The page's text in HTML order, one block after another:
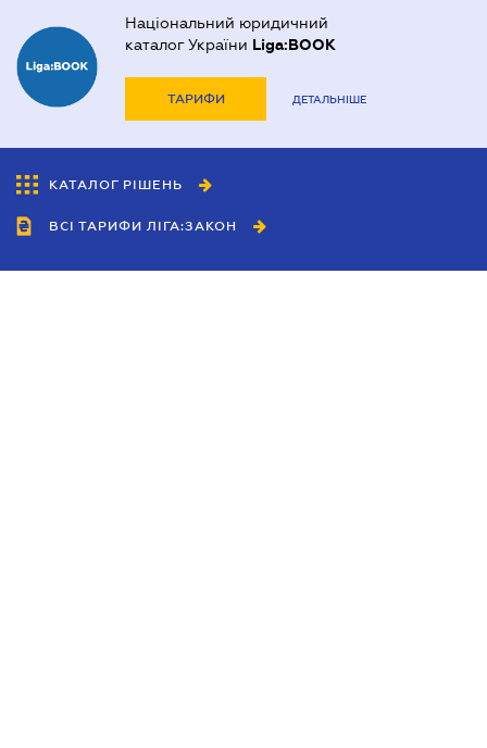
Національний юридичний
каталог України Liga:BOOK
ТАРИФИ ДЕТАЛЬНІШЕ
КАТАЛОГ РІШЕНЬ
ВСІ ТАРИФИ ЛІГА:ЗАКОН